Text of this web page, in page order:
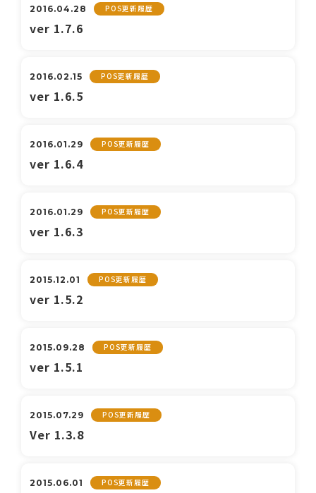
2016.04.28 POS更新履歴
ver 1.7.6
2016.02.15 POS更新履歴
ver 1.6.5
2016.01.29 POS更新履歴
ver 1.6.4
2016.01.29 POS更新履歴
ver 1.6.3
2015.12.01 POS更新履歴
ver 1.5.2
2015.09.28 POS更新履歴
ver 1.5.1
2015.07.29 POS更新履歴
Ver 1.3.8
2015.06.01 POS更新履歴